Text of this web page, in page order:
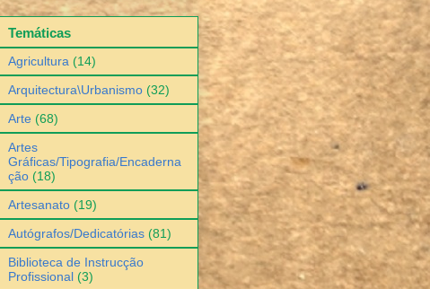
Temáticas
Agricultura (14)
Arquitectura\Urbanismo (32)
Arte (68)
Artes
Gráficas/Tipografia/Encaderna
ção (18)
Artesanato (19)
Autógrafos/Dedicatórias (81)
Biblioteca de Instrucção
Profissional (3)